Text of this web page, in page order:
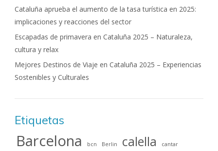
Cataluña aprueba el aumento de la tasa turística en 2025:
implicaciones y reacciones del sector
Escapadas de primavera en Cataluña 2025 – Naturaleza,
cultura y relax
Mejores Destinos de Viaje en Cataluña 2025 – Experiencias
Sostenibles y Culturales
Etiquetas
Barcelona bcn Berlin calella cantar